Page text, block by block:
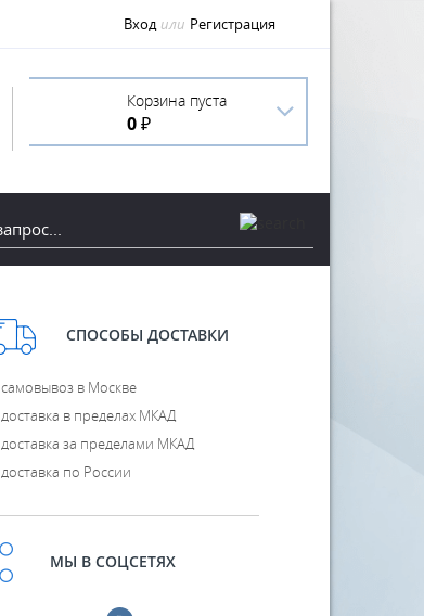
Вход или Регистрация
Корзина пуста
0 ₽
СПОСОБЫ ДОСТАВКИ
самовывоз в Москве
доставка в пределах МКАД
доставка за пределами МКАД
доставка по России
МЫ В СОЦСЕТЯХ